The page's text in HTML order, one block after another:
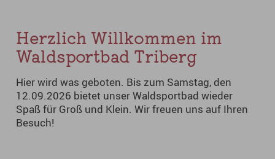
Herzlich Willkommen im
Waldsportbad Triberg
Hier wird was geboten. Bis zum Samstag, den
12.09.2026 bietet unser Waldsportbad wieder
Spaß für Groß und Klein. Wir freuen uns auf Ihren
Besuch!